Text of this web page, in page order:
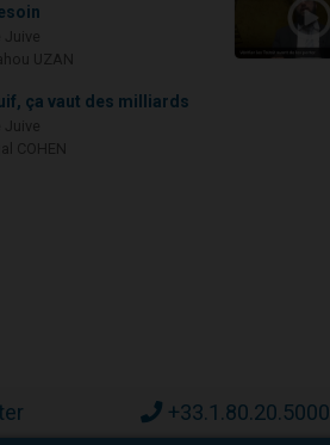
ça vaut des milliards
+33.1.80.20.5000